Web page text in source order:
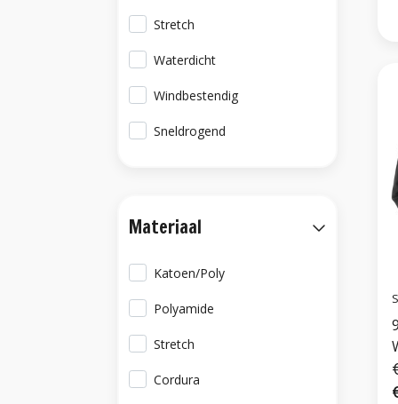
Stretch
Waterdicht
Windbestendig
Sneldrogend
Materiaal
Katoen/Poly
Polyamide
Stretch
Cordura